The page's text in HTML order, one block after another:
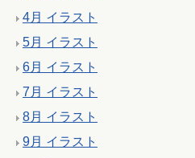
4月 イラスト
5月 イラスト
6月 イラスト
7月 イラスト
8月 イラスト
9月 イラスト